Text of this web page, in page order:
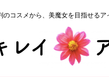
のコスメから、美魔女を目指せる